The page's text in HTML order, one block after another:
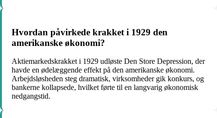
Hvordan påvirkede krakket i 1929 den
amerikanske økonomi?
Aktiemarkedskrakket i 1929 udløste Den Store Depression, der
havde en ødelæggende effekt på den amerikanske økonomi.
Arbejdsløsheden steg dramatisk, virksomheder gik konkurs, og
bankerne kollapsede, hvilket førte til en langvarig økonomisk
nedgangstid.